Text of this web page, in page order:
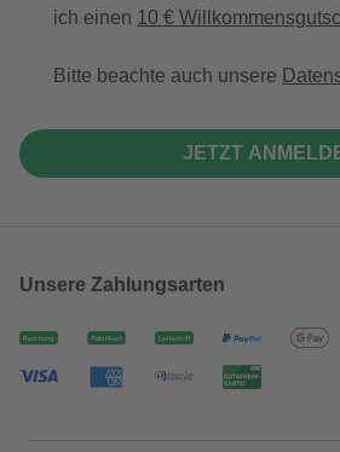
ich einen 10 €
Bitte beachte auch unsere
JETZT
Unsere Zahlungsarten